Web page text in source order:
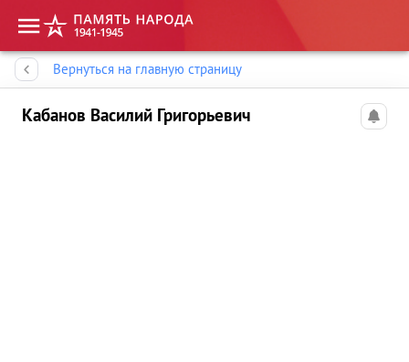
Вернуться на главную страницу
Кабанов Василий Григорьевич
Память народа